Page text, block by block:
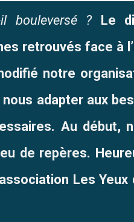
bouleversé ? Le
retrouvés face à
notre
adapter aux
Au début,
de repères.
Les